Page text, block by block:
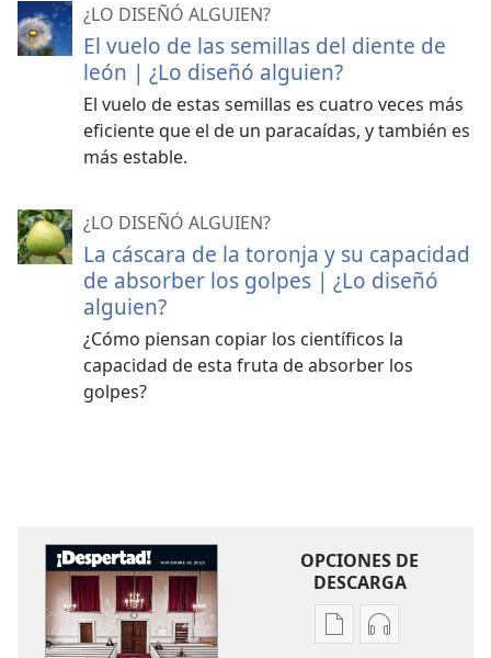
¿LO DISEÑÓ ALGUIEN?
El vuelo de las semillas del diente de
león | ¿Lo diseñó alguien?
El vuelo de estas semillas es cuatro veces más
eficiente que el de un paracaídas, y también es
más estable.
¿LO DISEÑÓ ALGUIEN?
La cáscara de la toronja y su capacidad
de absorber los golpes | ¿Lo diseñó
alguien?
¿Cómo piensan copiar los científicos la
capacidad de esta fruta de absorber los
golpes?
OPCIONES DE
DESCARGA
OpcionesOpciones